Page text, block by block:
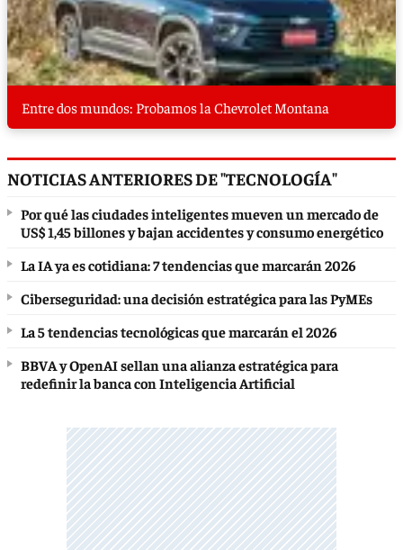
Entre dos mundos: Probamos la Chevrolet Montana
NOTICIAS ANTERIORES DE "TECNOLOGÍA"
Por qué las ciudades inteligentes mueven un mercado de
US$ 1,45 billones y bajan accidentes y consumo energético
La IA ya es cotidiana: 7 tendencias que marcarán 2026
Ciberseguridad: una decisión estratégica para las PyMEs
La 5 tendencias tecnológicas que marcarán el 2026
BBVA y OpenAI sellan una alianza estratégica para
redefinir la banca con Inteligencia Artificial